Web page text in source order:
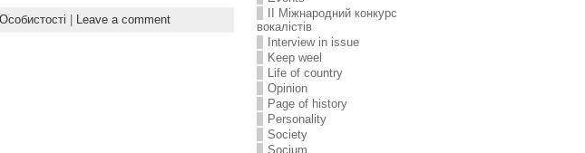
Особистості Leave a comment
II Міжнародний конкурс
вокалістів
Interview in issue
Keep weel
Life of country
Opinion
Page of history
Personality
Society
Socium